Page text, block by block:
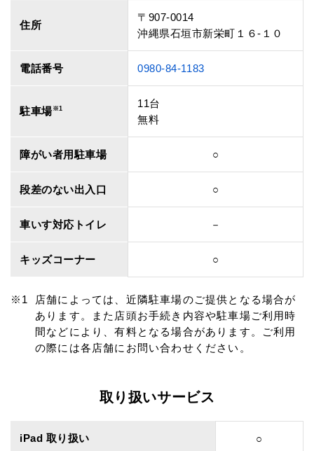
住所
〒907-0014
沖縄県石垣市新栄町１６‐１０
電話番号 0980-84-1183
駐車場※1
11台
無料
障がい者用駐車場 ○
段差のない出入口 ○
車いす対応トイレ －
キッズコーナー ○
店舗によっては、近隣駐車場のご提供となる場合が
あります。また店頭お手続き内容や駐車場ご利用時
間などにより、有料となる場合があります。ご利用
の際には各店舗にお問い合わせください。
取り扱いサービス
iPad 取り扱い ○